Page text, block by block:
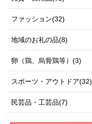
ファッション(32)
地域のお礼の品(8)
卵（鶏、烏骨鶏等）(3)
スポーツ・アウトドア(32)
民芸品・工芸品(7)